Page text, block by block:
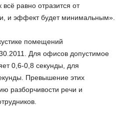
всё равно отразится от
и эффект будет минимальным».
помещений
Для офисов допустимое
0,6-0,8 секунды, для
Превышение этих
разборчивости речи и